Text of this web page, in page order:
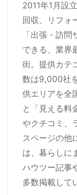
2011年1月設
回収、リフォ
「出張・訪
できる、業界
街。提供カテ
数は9,000社
供エリアを全
と「見える料
やクチコミ、
スページの他
は、暮らしに
ハウツー記事
多数掲載して